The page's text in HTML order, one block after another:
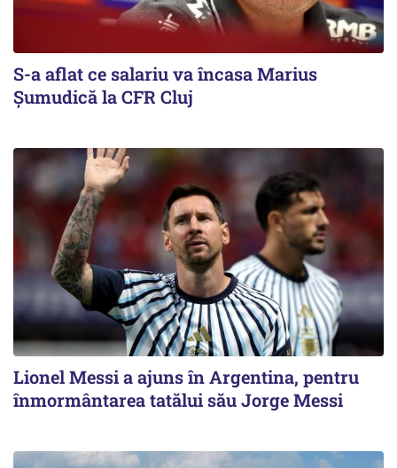
S-a aflat ce salariu va încasa Marius
Șumudică la CFR Cluj
Lionel Messi a ajuns în Argentina, pentru
înmormântarea tatălui său Jorge Messi